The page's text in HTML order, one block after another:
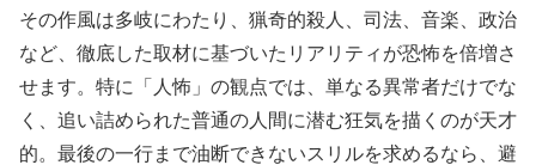
その作風は多岐にわたり、猟奇的殺人、司法、音楽、政治
など、徹底した取材に基づいたリアリティが恐怖を倍増さ
せます。特に「人怖」の観点では、単なる異常者だけでな
く、追い詰められた普通の人間に潜む狂気を描くのが天才
的。最後の一行まで油断できないスリルを求めるなら、避